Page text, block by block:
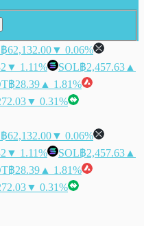
฿62,132.00▼ 0.06%
▼ 1.11% SOL฿2,457.63 ▲
฿28.39 ▲ 1.81%
▼ 0.31%
฿62,132.00▼ 0.06%
▼ 1.11% SOL฿2,457.63 ▲
฿28.39 ▲ 1.81%
▼ 0.31%